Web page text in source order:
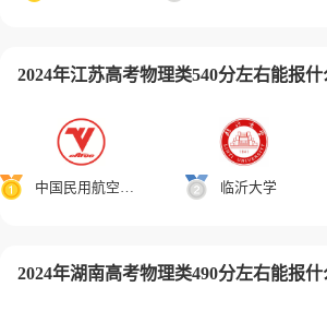
2024年江苏高考物理类540分左右能报
中国民用航空飞行学院 临沂大学
2024年湖南高考物理类490分左右能报